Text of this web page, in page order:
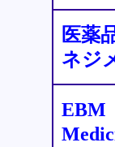
医薬
ネジ
EBM